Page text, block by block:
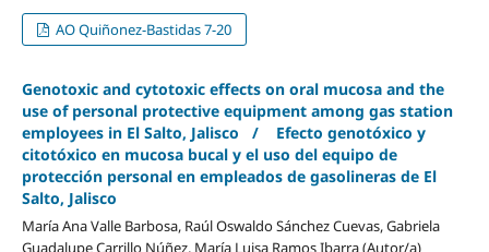
AO Quiñonez-Bastidas 7-20
Genotoxic and cytotoxic effects on oral mucosa and the
use of personal protective equipment among gas station
employees in El Salto, Jalisco / Efecto genotóxico y
citotóxico en mucosa bucal y el uso del equipo de
protección personal en empleados de gasolineras de El
Salto, Jalisco
María Ana Valle Barbosa, Raúl Oswaldo Sánchez Cuevas, Gabriela
Guadalupe Carrillo Núñez, María Luisa Ramos Ibarra (Autor/a)